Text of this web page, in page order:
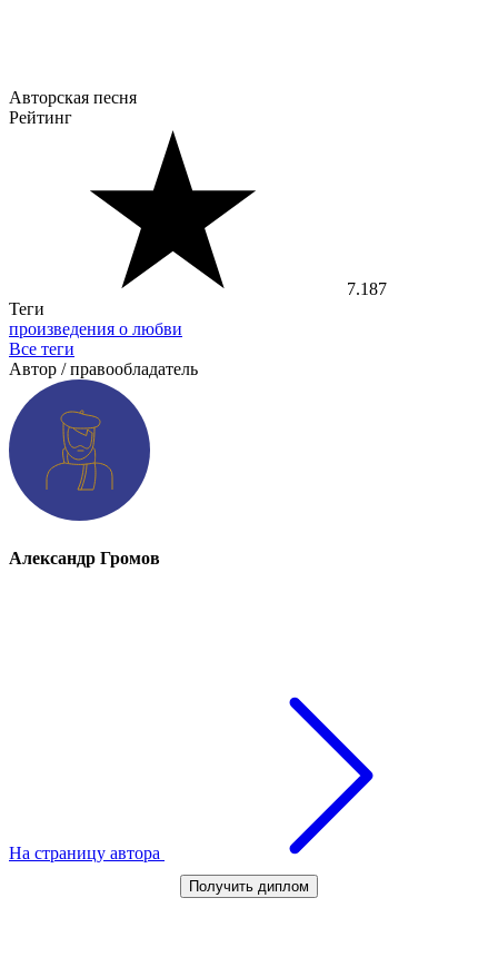
Авторская песня
Рейтинг
7.187
Теги
произведения о любви
Все теги
Автор / правообладатель
Александр Громов
На страницу автора
Получить диплом